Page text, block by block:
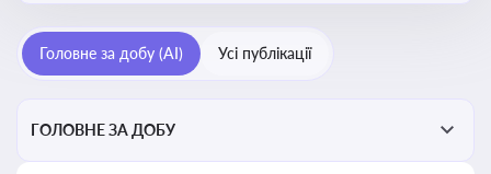
Головне за добу (AI) Усі публікації
ГОЛОВНЕ ЗА ДОБУ